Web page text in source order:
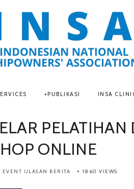
PUBLIKASI INSA
PELATIHAN
ONLINE
EVENT ULASAN BERITA 1860 VIEWS